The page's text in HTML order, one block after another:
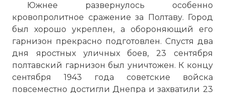
Южнее развернулось особенно
кровопролитное сражение за Полтаву. Город
был хорошо укреплен, а обороняющий его
гарнизон прекрасно подготовлен. Спустя два
дня яростных уличных боев, 23 сентября
полтавский гарнизон был уничтожен. К концу
сентября 1943 года советские войска
повсеместно достигли Днепра и захватили 23